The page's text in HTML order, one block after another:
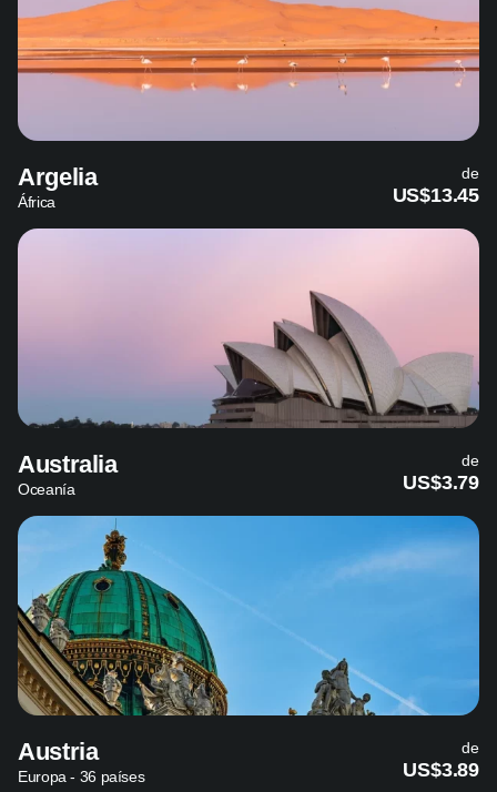
Argelia
África
de
US$13.45
Australia
Oceanía
de
US$3.79
Austria
Europa - 36 países
de
US$3.89